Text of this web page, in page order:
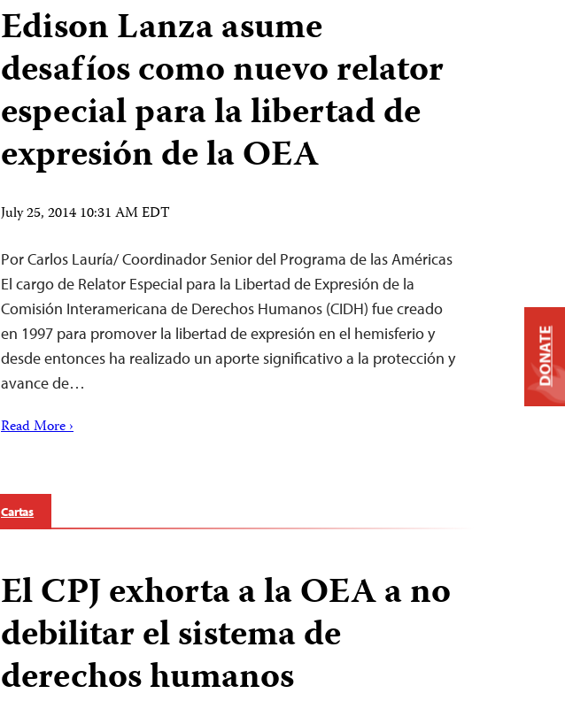
Edison Lanza asume
desafíos como nuevo relator
especial para la libertad de
expresión de la OEA
July 25, 2014 10:31 AM EDT
Por Carlos Lauría/ Coordinador Senior del Programa de las Américas
El cargo de Relator Especial para la Libertad de Expresión de la
Comisión Interamericana de Derechos Humanos (CIDH) fue creado
en 1997 para promover la libertad de expresión en el hemisferio y
desde entonces ha realizado un aporte significativo a la protección y
avance de…
Read More ›
Cartas
El CPJ exhorta a la OEA a no
debilitar el sistema de
derechos humanos
DONATE